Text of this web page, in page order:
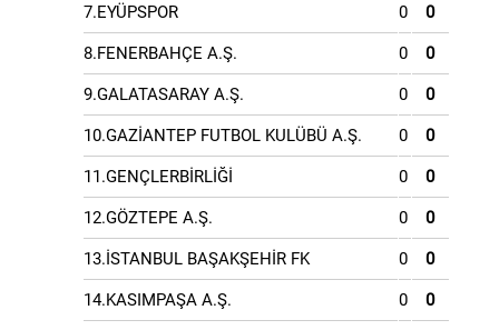
7.EYÜPSPOR 0 0
8.FENERBAHÇE A.Ş. 0 0
9.GALATASARAY A.Ş. 0 0
10.GAZİANTEP FUTBOL KULÜBÜ A.Ş. 0 0
11.GENÇLERBİRLİĞİ 0 0
12.GÖZTEPE A.Ş. 0 0
13.İSTANBUL BAŞAKŞEHİR FK 0 0
14.KASIMPAŞA A.Ş. 0 0